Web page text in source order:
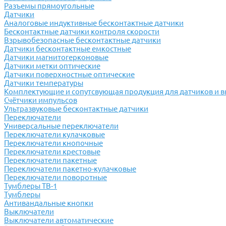
Разъемы прямоугольные
Датчики
Аналоговые индуктивные бесконтактные датчики
Бесконтактные датчики контроля скорости
Взрывобезопасные бесконтактные датчики
Датчики бесконтактные емкостные
Датчики магнитогерконовые
Датчики метки оптические
Датчики поверхностные оптические
Датчики температуры
Комплектующие и сопутсвующая продукция для датчиков и
Счётчики импульсов
Ультразвуковые бесконтактные датчики
Переключатели
Универсальные переключатели
Переключатели кулачковые
Переключатели кнопочные
Переключатели крестовые
Переключатели пакетные
Переключатели пакетно-кулачковые
Переключатели поворотные
Тумблеры ТВ-1
Тумблеры
Антивандальные кнопки
Выключатели
Выключатели автоматические